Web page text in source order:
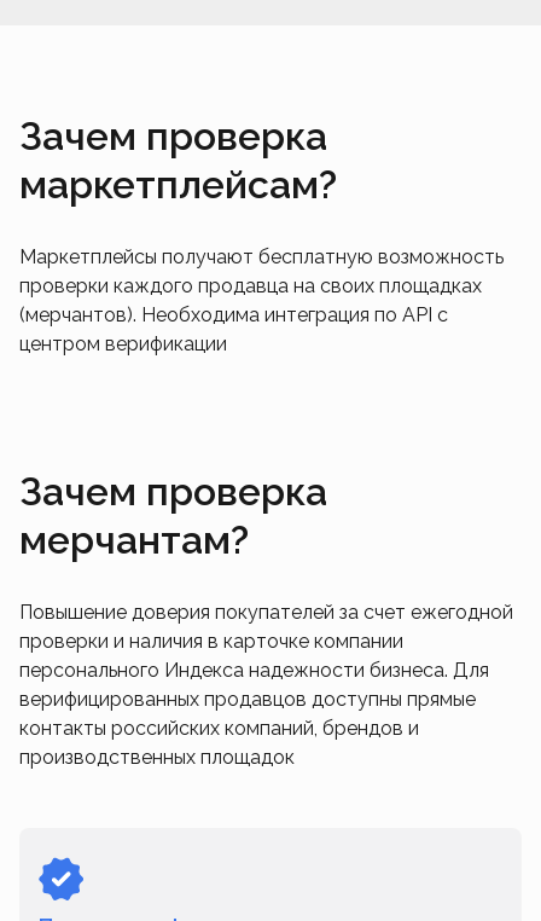
Зачем проверка
маркетплейсам?
Маркетплейсы получают бесплатную возможность
проверки каждого продавца на своих площадках
(мерчантов). Необходима интеграция по API с
центром верификации
Зачем проверка
мерчантам?
Повышение доверия покупателей за счет ежегодной
проверки и наличия в карточке компании
персонального Индекса надежности бизнеса. Для
верифицированных продавцов доступны прямые
контакты российских компаний, брендов и
производственных площадок